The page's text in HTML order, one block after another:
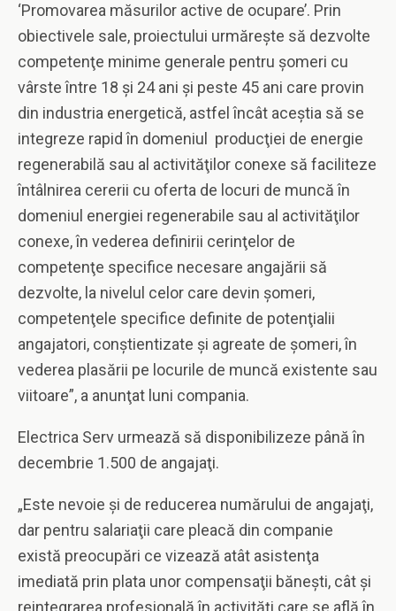
‘Promovarea măsurilor active de ocupare’. Prin
obiectivele sale, proiectului urmăreşte să dezvolte
competenţe minime generale pentru şomeri cu
vârste între 18 şi 24 ani şi peste 45 ani care provin
din industria energetică, astfel încât aceştia să se
integreze rapid în domeniul producţiei de energie
regenerabilă sau al activităţilor conexe să faciliteze
întâlnirea cererii cu oferta de locuri de muncă în
domeniul energiei regenerabile sau al activităţilor
conexe, în vederea definirii cerinţelor de
competenţe specifice necesare angajării să
dezvolte, la nivelul celor care devin şomeri,
competenţele specifice definite de potenţialii
angajatori, conştientizate şi agreate de şomeri, în
vederea plasării pe locurile de muncă existente sau
viitoare”, a anunţat luni compania.
Electrica Serv urmează să disponibilizeze până în
decembrie 1.500 de angajaţi.
„Este nevoie şi de reducerea numărului de angajaţi,
dar pentru salariaţii care pleacă din companie
există preocupări ce vizează atât asistenţa
imediată prin plata unor compensaţii băneşti, cât şi
reintegrarea profesională în activităţi care se află în